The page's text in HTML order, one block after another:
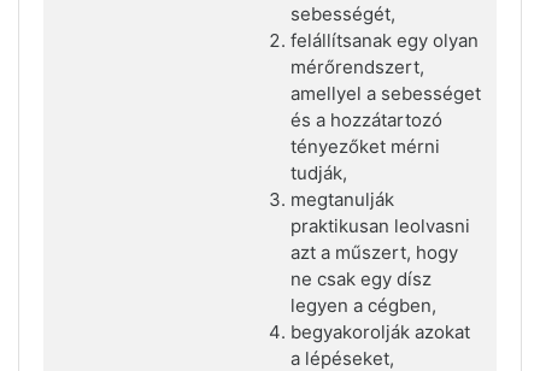
sebességét,
felállítsanak egy olyan
mérőrendszert,
amellyel a sebességet
és a hozzátartozó
tényezőket mérni
tudják,
megtanulják
praktikusan leolvasni
azt a műszert, hogy
ne csak egy dísz
legyen a cégben,
begyakorolják azokat
a lépéseket,